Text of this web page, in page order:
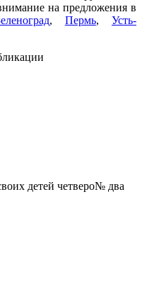
на предложения в
, Пермь,Усть-
детей четверо№ два